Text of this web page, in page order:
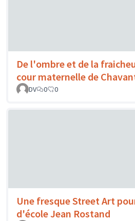
De l'ombre et de la
cour maternelle de
DV
0 0
Une fresque Street Art
d'école Jean Rostand